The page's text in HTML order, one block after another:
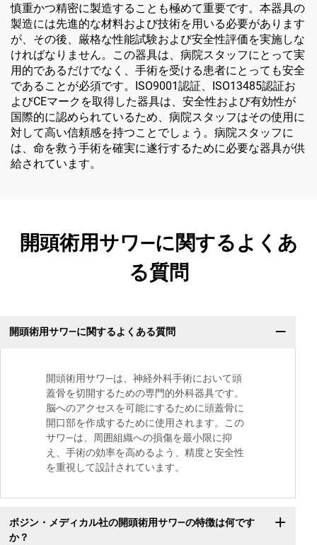
慎重かつ精密に製造することも極めて重要です。本器具の
製造には先進的な材料および技術を用いる必要があります
が、その後、厳格な性能試験および安全性評価を実施しな
ければなりません。この器具は、病院スタッフにとって実
用的であるだけでなく、手術を受ける患者にとっても安全
であることが必須です。ISO9001認証、ISO13485認証お
よびCEマークを取得した器具は、安全性および有効性が
国際的に認められているため、病院スタッフはその使用に
対して高い信頼感を持つことでしょう。病院スタッフに
は、命を救う手術を確実に遂行するために必要な器具が供
給されています。
開頭術用サワ―に関するよくあ
る質問
開頭術用サワ―に関するよくある質問
開頭術用サワ―は、神経外科手術において頭
蓋骨を切開するための専門的外科器具です。
脳へのアクセスを可能にするために頭蓋骨に
開口部を作成するために使用されます。この
サワ―は、周囲組織への損傷を最小限に抑
え、手術の効率を高めるよう、精度と安全性
を重視して設計されています。
ボジン・メディカル社の開頭術用サワ―の特徴は何です
か？